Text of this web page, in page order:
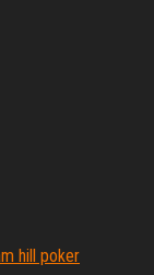
hill poker